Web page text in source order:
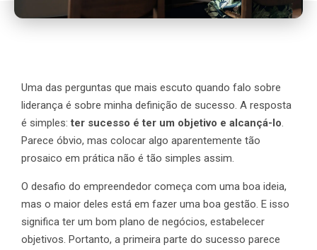
Uma das perguntas que mais escuto quando falo sobre
liderança é sobre minha definição de sucesso. A resposta
é simples:ter sucesso é ter um objetivo e alcançá-lo.
Parece óbvio, mas colocar algo aparentemente tão
prosaico em prática não é tão simples assim.
O desafio do empreendedor começa com uma boa ideia,
mas o maior deles está em fazer uma boa gestão. E isso
significa ter um bom plano de negócios, estabelecer
objetivos. Portanto, a primeira parte do sucesso parece